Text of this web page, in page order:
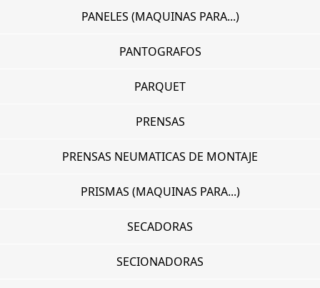
PANELES (MAQUINAS PARA...)
PANTOGRAFOS
PARQUET
PRENSAS
PRENSAS NEUMATICAS DE MONTAJE
PRISMAS (MAQUINAS PARA...)
SECADORAS
SECIONADORAS